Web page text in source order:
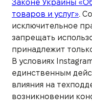
Законе Украины
товаров и услуг».
исключительное
запрещать
принадлежит
В условиях
единственным
влияния на
возникновении